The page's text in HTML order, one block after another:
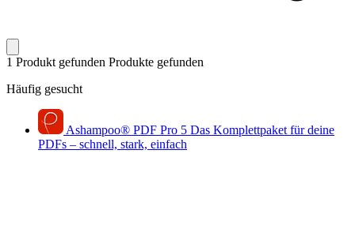
1 Produkt gefunden Produkte gefunden
Häufig gesucht
Ashampoo® PDF Pro 5 Das Komplettpaket für deine
PDFs – schnell, stark, einfach